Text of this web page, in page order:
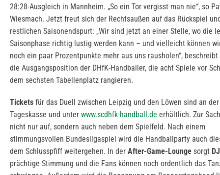
28:28-Ausgleich in Mannheim. „So ein Tor vergisst man nie“, so
Wiesmach. Jetzt freut sich der Rechtsaußen auf das Rückspiel
restlichen Saisonendspurt: „Wir sind jetzt an einer Stelle, wo die
Saisonphase richtig lustig werden kann – und vielleicht können
noch ein paar Prozentpunkte mehr aus uns rausholen“, beschreibt
die Ausgangsposition der DHfK-Handballer, die acht Spiele vor
dem sechsten Tabellenplatz rangieren.
Tickets für das Duell zwischen Leipzig und den Löwen sind an der
Tageskasse und unter www.scdhfk-handball.de erhältlich. Zur
nicht nur auf, sondern auch neben dem Spielfeld. Nach einem
stimmungsvollen Bundesligaspiel wird die Handballparty auch
dem Schlusspfiff weitergehen. In der After-Game-Lounge sorgt
prächtige Stimmung und die Fans können noch ordentlich das